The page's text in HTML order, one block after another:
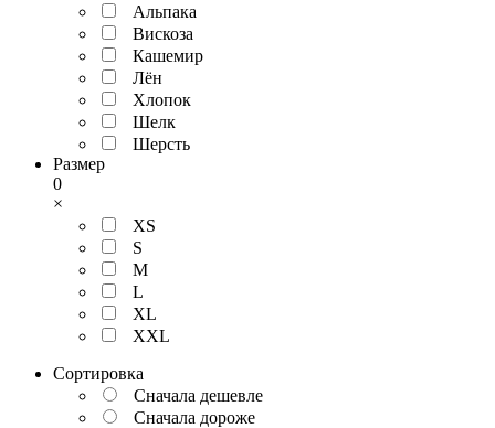
Альпака
Вискоза
Кашемир
Лён
Хлопок
Шелк
Шерсть
Размер
0
×
XS
S
M
L
XL
XXL
Сортировка
Сначала дешевле
Сначала дороже